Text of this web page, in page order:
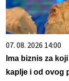
07. 08. 2026 14:00
Ima biznis za
kaplje i od ovog